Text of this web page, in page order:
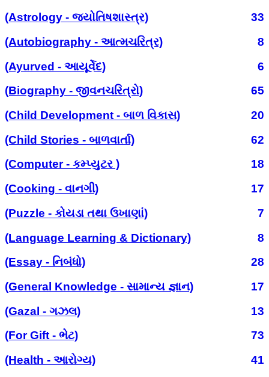
(Astrology - જ્યોતિષશાસ્ત્ર)
33
(Autobiography - આત્મચરિત્ર)
8
(Ayurved - આયૂર્વેદ)
6
(Biography - જીવનચરિત્રો)
65
(Child Development - બાળ વિકાસ)
20
(Child Stories - બાળવાર્તા)
62
(Computer - કમ્પ્યુટર )
18
(Cooking - વાનગી)
17
(Puzzle - કોયડા તથા ઉખાણાં)
7
(Language Learning & Dictionary)
8
(Essay - નિબંધો)
28
(General Knowledge - સામાન્ય જ્ઞાન)
17
(Gazal - ગઝલ)
13
(For Gift - ભેટ)
73
(Health - આરોગ્ય)
41